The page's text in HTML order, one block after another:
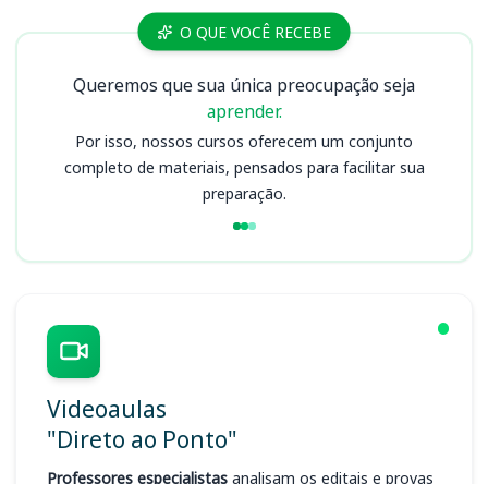
Cursos O QUE VOCÊ RECEBE
Queremos que sua única preocupação seja
aprender.
Por isso, nossos cursos oferecem um conjunto
completo de materiais, pensados para facilitar sua
preparação.
Videoaulas
"Direto ao Ponto"
Professores especialistas analisam os editais e provas